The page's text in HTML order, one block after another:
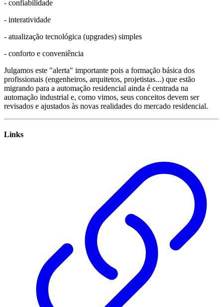
- confiabilidade
- interatividade
- atualização tecnológica (upgrades) simples
- conforto e conveniência
Julgamos este "alerta" importante pois a formação básica dos
profissionais (engenheiros, arquitetos, projetistas...) que estão
migrando para a automação residencial ainda é centrada na
automação industrial e, como vimos, seus conceitos devem ser
revisados e ajustados às novas realidades do mercado residencial.
Links